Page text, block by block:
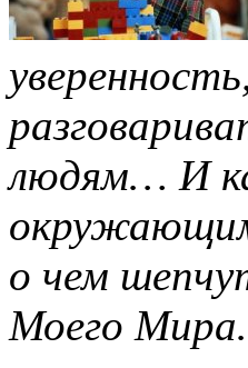
людям… И
окружающим
о чем
Моего